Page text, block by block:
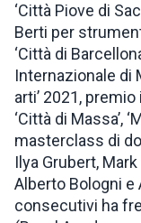
‘Città Piove di
Berti per
‘Città di
Internazionale di
arti’ 2021,
‘Città di Massa’,
masterclass di
Ilya Grubert,
Alberto Bologni e
consecutivi ha